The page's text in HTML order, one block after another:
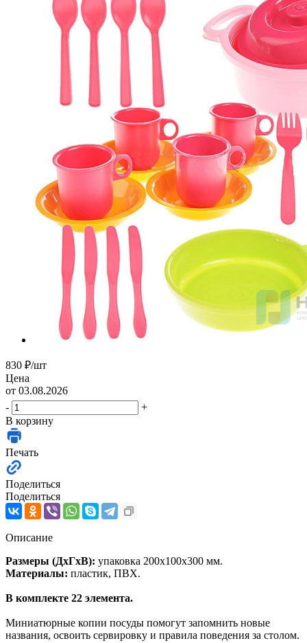
830 ₽/шт
Цена
от 03.08.2026
-
+
В корзину
Печать
Поделиться
Поделиться
Описание
Размеры (ДхГхВ): упаковка 200х100х300 мм.
Материалы: пластик, ПВХ.
В комплекте 22 элемента.
Миниатюрные копии посуды помогут запомнить новые
названия, освоить сервировку и правила поведения за столом.